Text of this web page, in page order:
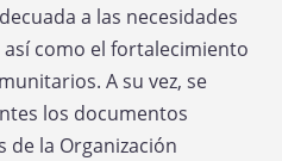
a las necesidades
como el fortalecimiento
A su vez, se
los documentos
la Organización